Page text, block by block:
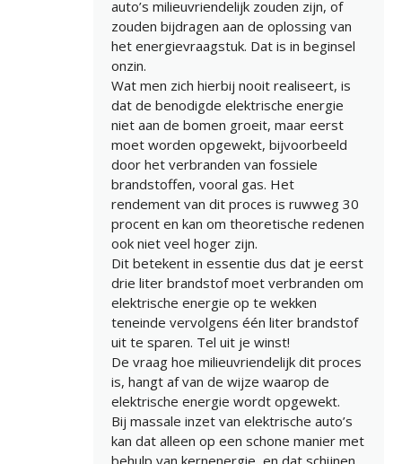
auto’s milieuvriendelijk zouden zijn, of
zouden bijdragen aan de oplossing van
het energievraagstuk. Dat is in beginsel
onzin.
Wat men zich hierbij nooit realiseert, is
dat de benodigde elektrische energie
niet aan de bomen groeit, maar eerst
moet worden opgewekt, bijvoorbeeld
door het verbranden van fossiele
brandstoffen, vooral gas. Het
rendement van dit proces is ruwweg 30
procent en kan om theoretische redenen
ook niet veel hoger zijn.
Dit betekent in essentie dus dat je eerst
drie liter brandstof moet verbranden om
elektrische energie op te wekken
teneinde vervolgens één liter brandstof
uit te sparen. Tel uit je winst!
De vraag hoe milieuvriendelijk dit proces
is, hangt af van de wijze waarop de
elektrische energie wordt opgewekt.
Bij massale inzet van elektrische auto’s
kan dat alleen op een schone manier met
behulp van kernenergie, en dat schijnen